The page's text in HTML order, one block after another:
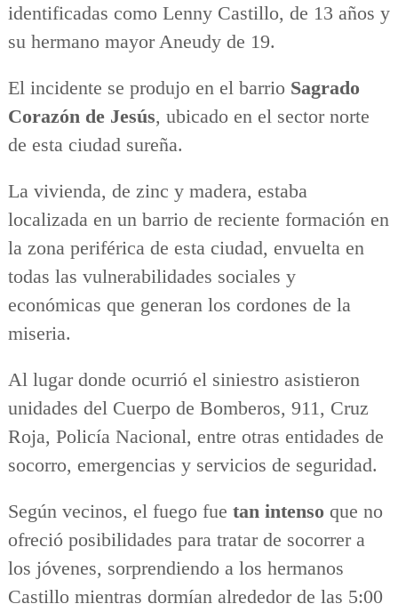
identificadas como Lenny Castillo, de 13 años y
su hermano mayor Aneudy de 19.
El incidente se produjo en el barrio Sagrado
Corazón de Jesús, ubicado en el sector norte
de esta ciudad sureña.
La vivienda, de zinc y madera, estaba
localizada en un barrio de reciente formación en
la zona periférica de esta ciudad, envuelta en
todas las vulnerabilidades sociales y
económicas que generan los cordones de la
miseria.
Al lugar donde ocurrió el siniestro asistieron
unidades del Cuerpo de Bomberos, 911, Cruz
Roja, Policía Nacional, entre otras entidades de
socorro, emergencias y servicios de seguridad.
Según vecinos, el fuego fue tan intenso que no
ofreció posibilidades para tratar de socorrer a
los jóvenes, sorprendiendo a los hermanos
Castillo mientras dormían alrededor de las 5:00